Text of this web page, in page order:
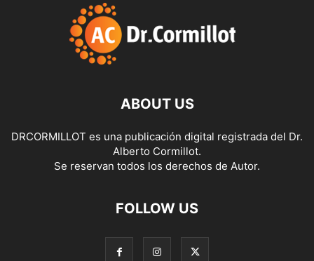
ABOUT US
DRCORMILLOT es una publicación digital registrada del Dr.
Alberto Cormillot.
Se reservan todos los derechos de Autor.
FOLLOW US